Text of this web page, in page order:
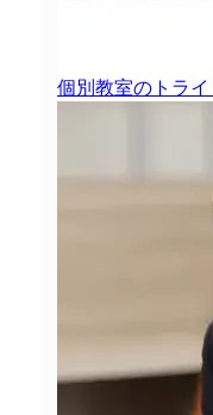
個別教室のトライ